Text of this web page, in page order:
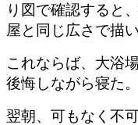
り図で確認すると
屋と同じ広さで描
これならば、大浴
後悔しながら寝た。
翌朝、可もなく不